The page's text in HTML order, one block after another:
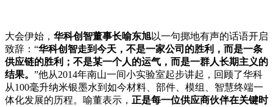
大会伊始， 华科创智董事长喻东旭以一句掷地有声的话语开启
致辞：“华科创智走到今天，不是一家公司的胜利，而是一条
供应链的胜利；不是某一个人的运气，而是一群人长期主义的
结果。 ”他从2014年南山一间小实验室起步讲起，回顾了华科
从100毫升纳米银墨水到如今材料、部件、模组、智慧终端一
体化发展的历程。喻董表示， 正是每一位供应商伙伴在关键时